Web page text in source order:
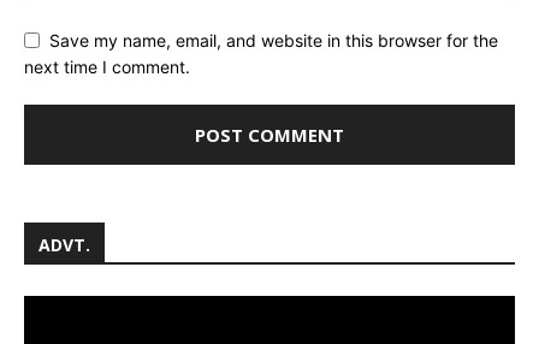
Save my name, email, and website in this browser for the
next time I comment.
ADVT.